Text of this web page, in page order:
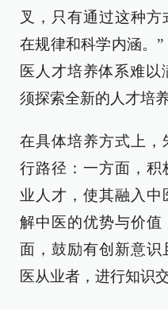
叉，只有通过这种方
在规律和科学内涵。
医人才培养体系难
须探索全新的人才培养
在具体培养方式上，
行路径：一方面，积
业人才，使其融入中
解中医的优势与价值
面，鼓励有创新意识
医从业者，进行知识